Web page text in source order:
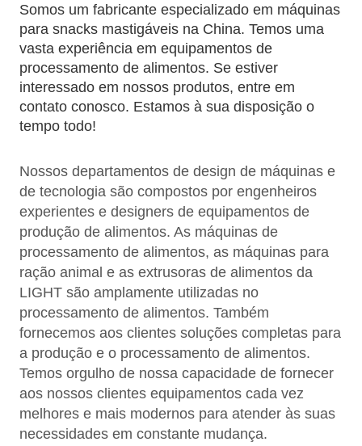
Somos um fabricante especializado em máquinas
para snacks mastigáveis na China. Temos uma
vasta experiência em equipamentos de
processamento de alimentos. Se estiver
interessado em nossos produtos, entre em
contato conosco. Estamos à sua disposição o
tempo todo!
Nossos departamentos de design de máquinas e
de tecnologia são compostos por engenheiros
experientes e designers de equipamentos de
produção de alimentos. As máquinas de
processamento de alimentos, as máquinas para
ração animal e as extrusoras de alimentos da
LIGHT são amplamente utilizadas no
processamento de alimentos. Também
fornecemos aos clientes soluções completas para
a produção e o processamento de alimentos.
Temos orgulho de nossa capacidade de fornecer
aos nossos clientes equipamentos cada vez
melhores e mais modernos para atender às suas
necessidades em constante mudança.